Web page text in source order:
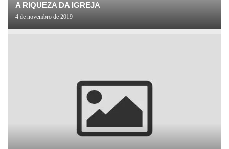
A RIQUEZA DA IGREJA
4 de novembro de 2019